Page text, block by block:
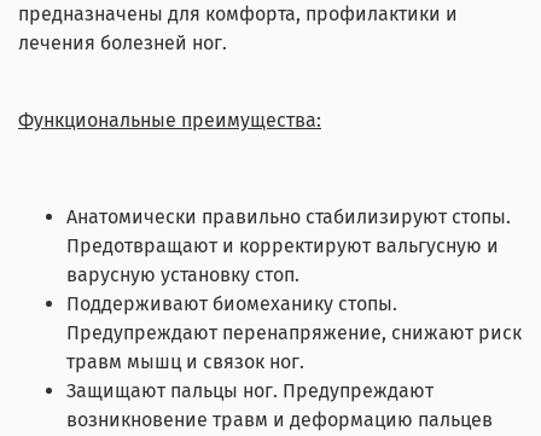
предназначены для комфорта, профилактики и
лечения болезней ног.
Функциональные преимущества:
Анатомически правильно стабилизируют стопы.
Предотвращают и корректируют вальгусную и
варусную установку стоп.
Поддерживают биомеханику стопы.
Предупреждают перенапряжение, снижают риск
травм мышц и связок ног.
Защищают пальцы ног. Предупреждают
возникновение травм и деформацию пальцев